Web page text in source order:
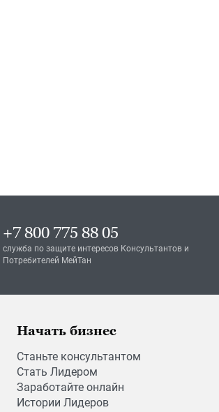
+7 800 775 88 05
служба по защите интересов Консультантов и
Потребителей МейТан
Начать бизнес
Станьте консультантом
Стать Лидером
Заработайте онлайн
Истории Лидеров